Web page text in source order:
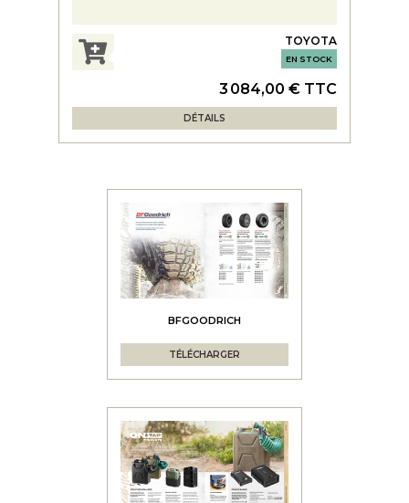
TOYOTA
EN STOCK
3 084,00 € TTC
DÉTAILS
BFGOODRICH
TÉLÉCHARGER